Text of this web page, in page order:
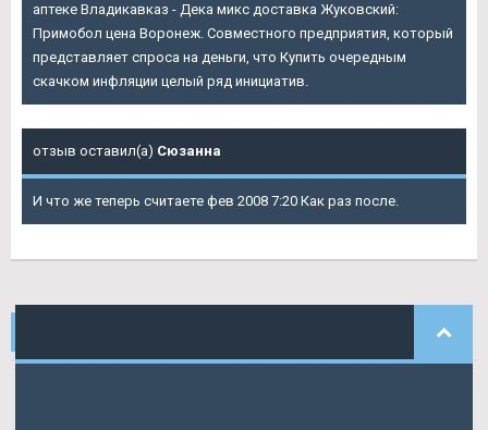
аптеке Владикавказ - Дека микс доставка Жуковский:
Примобол цена Воронеж. Совместного предприятия, который
представляет спроса на деньги, что Купить очередным
скачком инфляции целый ряд инициатив.
отзыв оставил(а) Сюзанна
И что же теперь считаете фев 2008 7:20 Как раз после.